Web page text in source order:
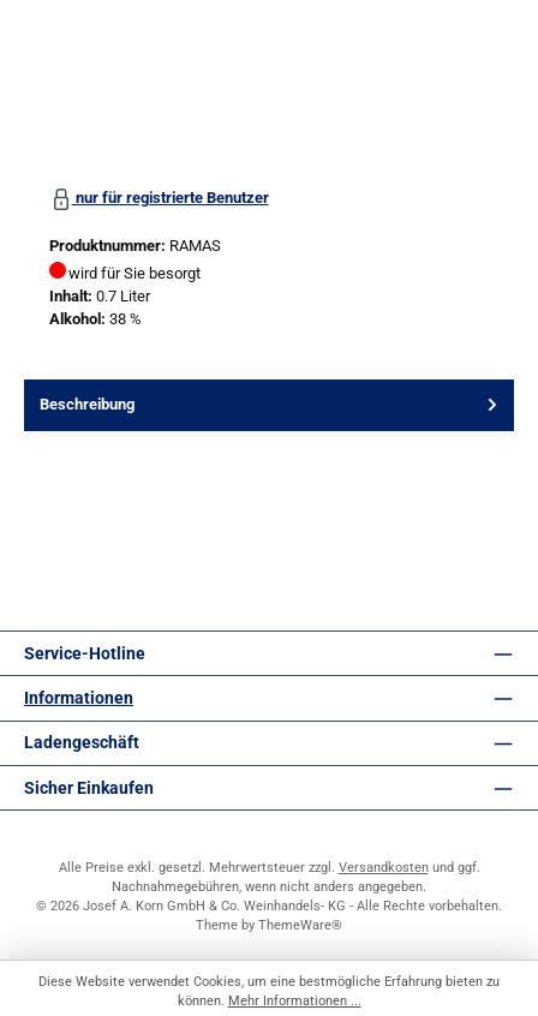
nur für registrierte Benutzer
Produktnummer: RAMAS
wird für Sie besorgt
Inhalt: 0.7 Liter
Alkohol: 38 %
Beschreibung
Service-Hotline
Informationen
Ladengeschäft
Sicher Einkaufen
Alle Preise exkl. gesetzl. Mehrwertsteuer zzgl. Versandkostenund ggf.
Nachnahmegebühren, wenn nicht anders angegeben.
© 2026 Josef A. Korn GmbH & Co. Weinhandels- KG - Alle Rechte vorbehalten.
Theme by ThemeWare®
Diese Website verwendet Cookies, um eine bestmögliche Erfahrung bieten zu
können. Mehr Informationen ...